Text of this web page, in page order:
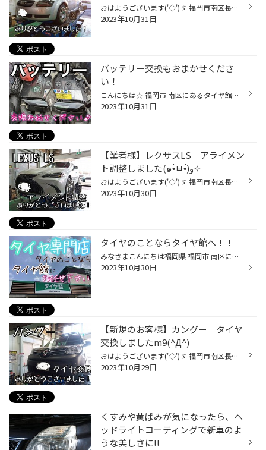
おはようございます('◇')ゞ 福岡市南区長丘のタイヤショップ、、 タイヤ館長尾のよしむら＠てんちょです(*‘∀‘) 【アウトレットセール同時開催中！】 Webチラシはこちら☆ Audi:TT MENU:タイヤ交換＆アライメント調整 以前もタイヤ館長尾店でタイヤ交換いただいていた今回のお客様。 ローテーションの...
2023年10月31日
バッテリー交換もおまかせくださ
い！
こんにちは☆ 福岡市 南区にあるタイヤ館長尾です(*'ω'*) 皆様☆定期的にバッテリー交換してますか？？ ２年以上交換していなければ、１度点検だけでもしておきましょう(*^-^*) 最近のバッテリーは性能がよくなっている分 お出掛け先で急にバッテリー上がりになる事が多くなっています☆ JAFの出動率で...
2023年10月31日
【業者様】レクサスLS アライメン
ト調整しました(๑•̀ㅂ•́)و✧
おはようございます('◇')ゞ 福岡市南区長丘のタイヤショップ、、 タイヤ館長尾のよしむら＠てんちょです(*‘∀‘) 【アウトレットセール同時開催中！】 Webチラシはこちら☆ LEXUS:LS MENU:アライメント調整 今回は車屋さんからのご依頼ですm9(^Д^) タイヤの偏摩耗が出てるから納車前に調整を… というこ...
2023年10月30日
タイヤのことならタイヤ館へ！！
みなさまこんにちは福岡県 福岡市 南区にあります“タイヤ館長尾”です。タイヤ・ホイールのことはもちろんオイル交換・バッテリーなどのお車のメンテナンスやアライメント調整・カーナビ・足廻り・車検ドラレコ・各種用品のお取り扱いなどもやっております!!お車に関することは タイヤ館長尾 にお任...
2023年10月30日
【新規のお客様】カングー タイヤ
交換しましたm9(^Д^)
おはようございます('◇')ゞ 福岡市南区長丘のタイヤショップ、、 タイヤ館長尾のよしむら＠てんちょです(*‘∀‘) 【アウトレットセール同時開催中！】 Webチラシはこちら☆ ルノー：カングー MENU:タイヤ交換 今回のお客様、 タイヤ交換、輸入車でグーグル検索でタイヤ館長尾店を見つけて頂きましたm9(...
2023年10月29日
くすみや黄ばみが気になったら、ヘ
ッドライトコーティングで新車のよ
うな美しさに!!